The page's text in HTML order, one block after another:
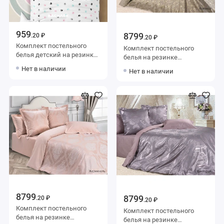
959.20 ₽
Комплект постельного
белья детский на резинке
наволочкой 40х60 Лапки
Нет в наличии
8799.20 ₽
Комплект постельного
белья на резинке
жаккард с наволочками
наволочками 70х70 2 шт
Узор Ecotex
Нет в наличии
8799.20 ₽
Комплект постельного
белья на резинке
8799.20 ₽
Комплект постельного
белья на резинке